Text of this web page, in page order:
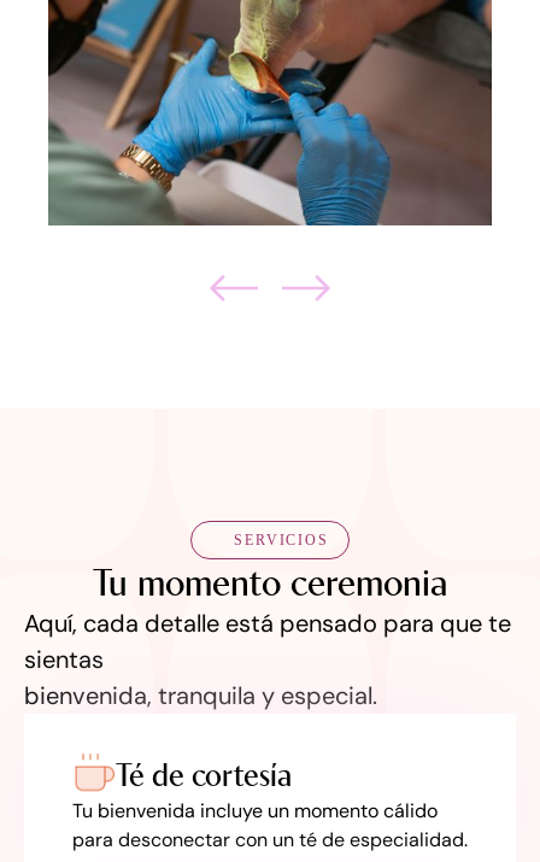
SERVICIOS
Tu momento ceremonia
Aquí, cada detalle está pensado para que te
sientas
bienvenida, tranquila y especial.
Té de cortesía
Tu bienvenida incluye un momento cálido
para desconectar con un té de especialidad.